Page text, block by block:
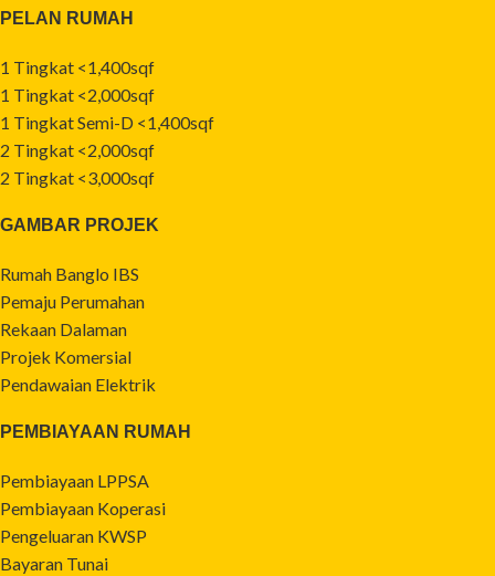
PELAN RUMAH
1 Tingkat <1,400sqf
1 Tingkat <2,000sqf
1 Tingkat Semi-D <1,400sqf
2 Tingkat <2,000sqf
2 Tingkat <3,000sqf
GAMBAR PROJEK
Rumah Banglo IBS
Pemaju Perumahan
Rekaan Dalaman
Projek Komersial
Pendawaian Elektrik
PEMBIAYAAN RUMAH
Pembiayaan LPPSA
Pembiayaan Koperasi
Pengeluaran KWSP
Bayaran Tunai